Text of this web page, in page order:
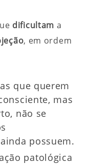
dificultam a
, em ordem
que querem
mas
não se
possuem.
patológica